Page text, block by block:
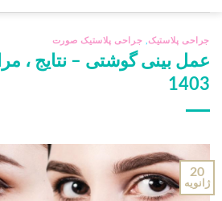
جراحی پلاستیک جراحی پلاستیک صورت
عمل بینی گوشتی – نتایج ،
1403
20
ژانویه